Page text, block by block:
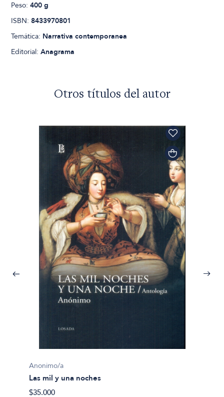
Peso:400 g
ISBN:8433970801
Temática: Narrativa contemporanea
Editorial:Anagrama
Otros títulos del autor
Anonimo/a
Las mil y una noches
$35.000